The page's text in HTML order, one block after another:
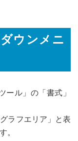
ウンメニ
ール」の「書式」
ラフエリア」と表
。